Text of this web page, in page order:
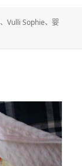
、Vulli Sophie、婴